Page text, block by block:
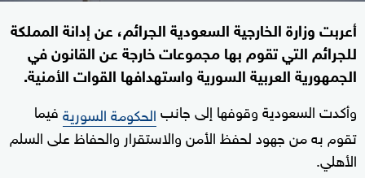
أعربت وزارة الخارجية السعودية الجرائم، عن إدانة المملكة
للجرائم التي تقوم بها مجموعات خارجة عن القانون في
الجمهورية العربية السورية واستهدافها القوات الأمنية.
وأكدت السعودية وقوفها إلى جانبالحكومة السوريةفيما
تقوم به من جهود لحفظ الأمن والاستقرار والحفاظ على السلم
الأهلي.